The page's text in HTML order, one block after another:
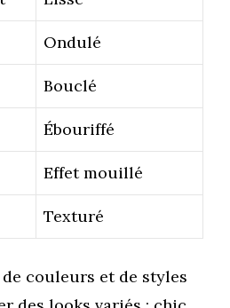
Ondulé
Bouclé
Ébouriffé
Effet mouillé
Texturé
couleurs et de styles